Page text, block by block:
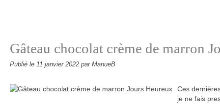
Gâteau chocolat crème de marron
Publié le 11 janvier 2022 par ManueB
Ces
je ne fais